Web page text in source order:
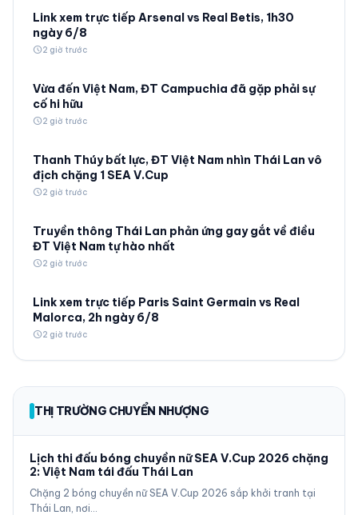
Link xem trực tiếp Arsenal vs Real Betis, 1h30
ngày 6/8
schedule2 giờ trước
Vừa đến Việt Nam, ĐT Campuchia đã gặp phải sự
cố hi hữu
schedule2 giờ trước
Thanh Thúy bất lực, ĐT Việt Nam nhìn Thái Lan vô
địch chặng 1 SEA V.Cup
schedule2 giờ trước
Truyền thông Thái Lan phản ứng gay gắt về điều
ĐT Việt Nam tự hào nhất
schedule2 giờ trước
Link xem trực tiếp Paris Saint Germain vs Real
Malorca, 2h ngày 6/8
schedule2 giờ trước
THỊ TRƯỜNG CHUYỂN NHƯỢNG
Lịch thi đấu bóng chuyền nữ SEA V.Cup 2026 chặng
2: Việt Nam tái đấu Thái Lan
Chặng 2 bóng chuyền nữ SEA V.Cup 2026 sắp khởi tranh tại
Thái Lan, nơi…